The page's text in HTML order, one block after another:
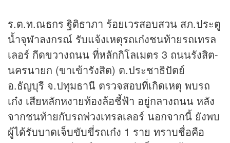
ร.ต.ท.ณธกร ฐิติธาภา ร้อยเวรสอบสวน สภ.ประตู
น้ำจุฬาลงกรณ์ รับแจ้งเหตุรถเก๋งชนท้ายรถเทรล
เลอร์ กีดขวางถนน ที่หลักกิโลเมตร 3 ถนนรังสิต-
นครนายก (ขาเข้ารังสิต) ต.ประชาธิปัตย์
อ.ธัญบุรี จ.ปทุมธานี ตรวจสอบที่เกิดเหตุ พบรถ
เก๋ง เสียหลักหงายท้องล้อชี้ฟ้า อยู่กลางถนน หลัง
จากชนท้ายกับรถพ่วงเทรลเลอร์ นอกจากนี้ ยังพบ
ผู้ได้รับบาดเจ็บขับขี่รถเก๋ง 1 ราย ทราบชื่อคือ